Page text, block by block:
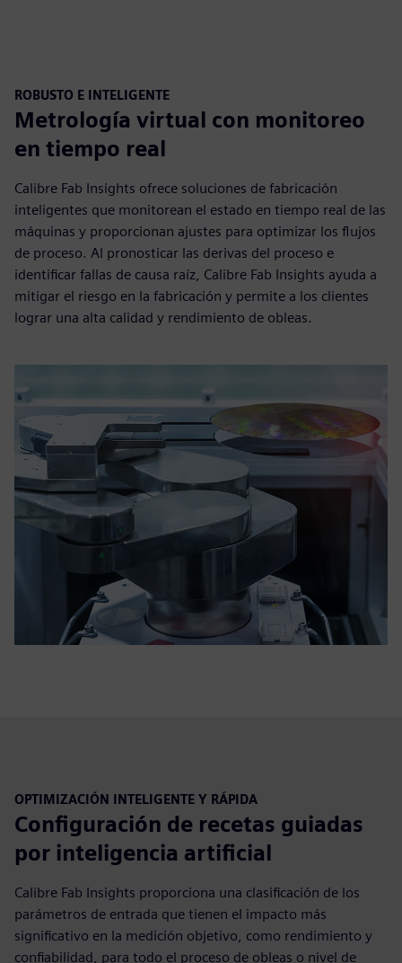
ROBUSTO E INTELIGENTE
Metrología virtual con monitoreo
en tiempo real
Calibre Fab Insights ofrece soluciones de fabricación
inteligentes que monitorean el estado en tiempo real de las
máquinas y proporcionan ajustes para optimizar los flujos
de proceso. Al pronosticar las derivas del proceso e
identificar fallas de causa raíz, Calibre Fab Insights ayuda a
mitigar el riesgo en la fabricación y permite a los clientes
lograr una alta calidad y rendimiento de obleas.
OPTIMIZACIÓN INTELIGENTE Y RÁPIDA
Configuración de recetas guiadas
por inteligencia artificial
Calibre Fab Insights proporciona una clasificación de los
parámetros de entrada que tienen el impacto más
significativo en la medición objetivo, como rendimiento y
confiabilidad, para todo el proceso de obleas o nivel de